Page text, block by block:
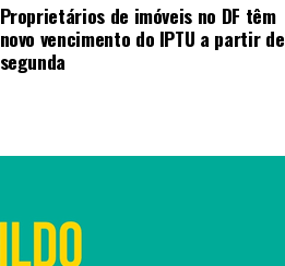
Proprietários de imóveis no DF têm
novo vencimento do IPTU a partir de
segunda